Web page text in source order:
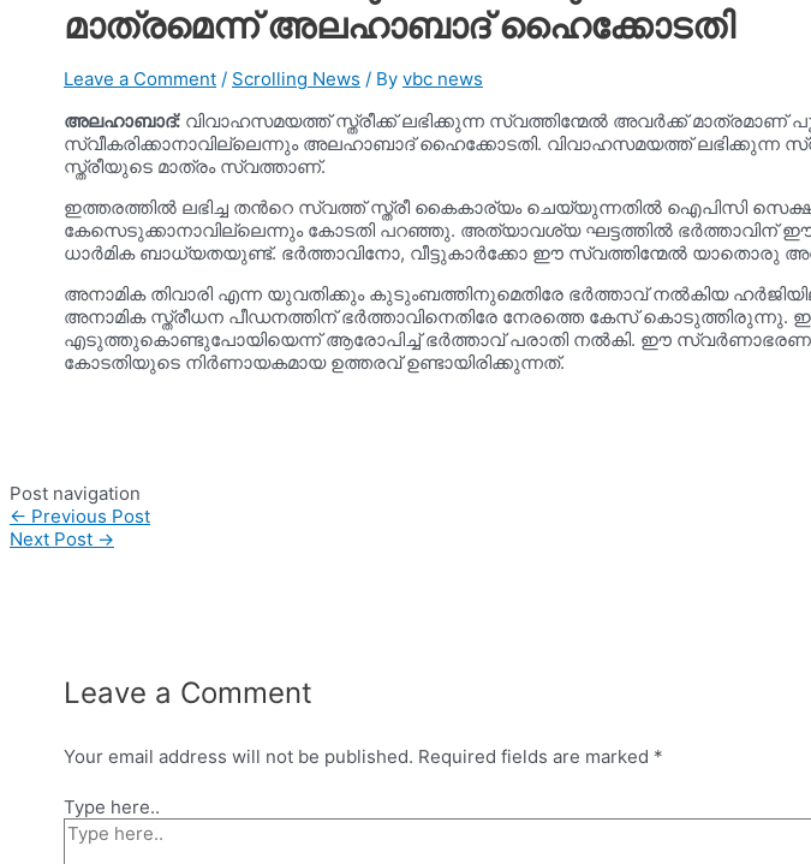
മാത്രമെന്ന് അലഹാബാദ് ഹൈക്കോടതി
Leave a Comment / Scrolling News / By vbc news
അലഹാബാദ്: വിവാഹസമയത്ത് സ്ത്രീക്ക് ലഭിക്കുന്ന സ്വത്തിന്മേൽ അവർക്ക്
സ്വീകരിക്കാനാവില്ലെന്നും അലഹാബാദ് ഹൈക്കോടതി. വിവാഹസമയത്ത്
സ്ത്രീയുടെ മാത്രം സ്വത്താണ്.
ഇത്തരത്തിൽ ലഭിച്ച തൻറെ സ്വത്ത് സ്ത്രീ കൈകാര്യം ചെയ്യുന്നതിൽ ഐപിസി
കേസെടുക്കാനാവില്ലെന്നും കോടതി പറഞ്ഞു. അത്യാവശ്യ ഘട്ടത്തിൽ ഭർത്താവിന്
ധാർമിക ബാധ്യത‍യുണ്ട്. ഭർത്താവിനോ, വീട്ടുകാർക്കോ ഈ സ്വത്തിന്മേൽ യാതൊരു
അനാമിക തിവാരി എന്ന യുവതിക്കും കുടുംബത്തിനുമെതിരേ ഭർത്താവ് നൽകിയ
അനാമിക സ്ത്രീധന പീഡനത്തിന് ഭർത്താവിനെതിരേ നേരത്തെ കേസ് കൊടുത്തിരുന്നു.
എടുത്തുകൊണ്ടുപോയിയെന്ന് ആരോപിച്ച് ഭർത്താവ് പരാതി നൽകി. ഈ
കോടതിയുടെ നിർണായകമായ ഉത്തരവ് ഉണ്ടായിരിക്കുന്നത്.
Post navigation
← Previous Post
Next Post →
Leave a Comment
Your email address will not be published. Required fields are marked *
Type here..